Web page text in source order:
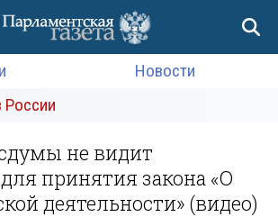
Новости
России
не видит
принятия закона «О
деятельности» (видео)